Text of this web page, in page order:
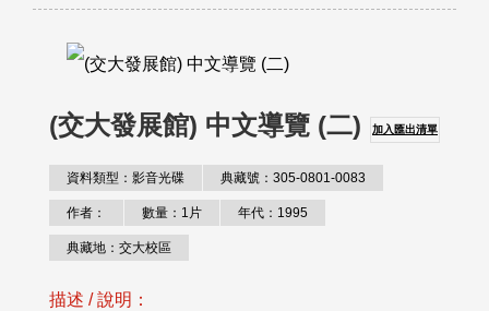
(交大發展館) 中文導覽 (二) 加入匯出清單
資料類型：影音光碟 典藏號：305-0801-0083
作者： 數量：1片 年代：1995
典藏地：交大校區
描述 / 說明：